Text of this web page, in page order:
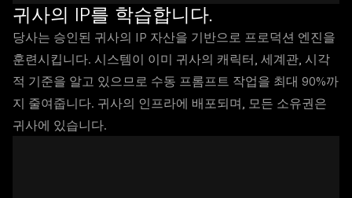
귀사의 IP를 학습합니다.
당사는 승인된 귀사의 IP 자산을 기반으로 프로덕션 엔진을
훈련시킵니다. 시스템이 이미 귀사의 캐릭터, 세계관, 시각
적 기준을 알고 있으므로 수동 프롬프트 작업을 최대 90%까
지 줄여줍니다. 귀사의 인프라에 배포되며, 모든 소유권은
귀사에 있습니다.